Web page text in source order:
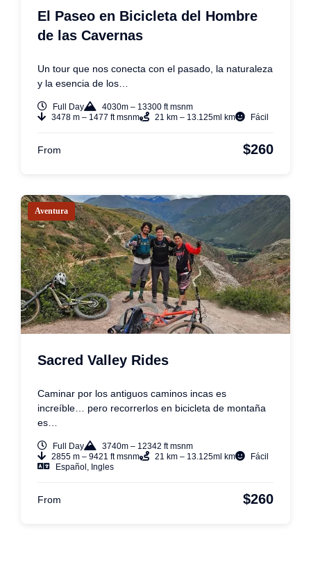
El Paseo en Bicicleta del Hombre
de las Cavernas
Un tour que nos conecta con el pasado, la naturaleza
y la esencia de los…
Full Day
4030m – 13300 ft msnm
3478 m – 1477 ft msnm
21 km – 13.125ml km Fácil
From $260
Aventura
Sacred Valley Rides
Caminar por los antiguos caminos incas es
increíble… pero recorrerlos en bicicleta de montaña
es…
Full Day
3740m – 12342 ft msnm
2855 m – 9421 ft msnm
21 km – 13.125ml km
Fácil
Español, Ingles
From $260